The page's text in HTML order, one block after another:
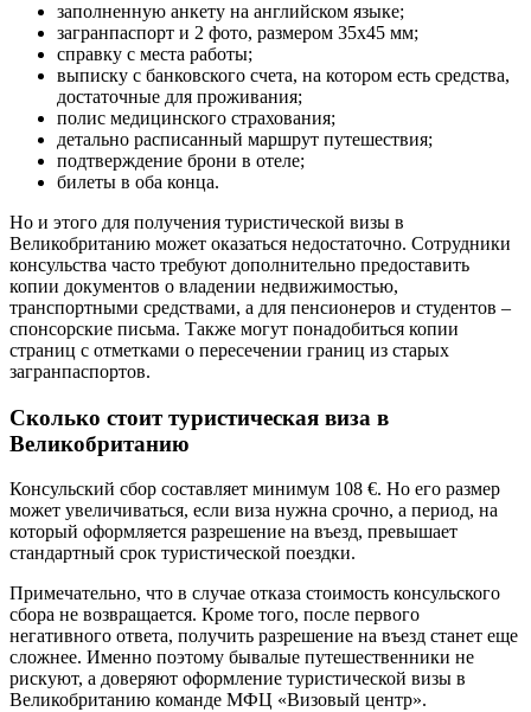
заполненную анкету на английском языке;
загранпаспорт и 2 фото, размером 35х45 мм;
справку с места работы;
выписку с банковского счета, на котором есть средства,
достаточные для проживания;
полис медицинского страхования;
детально расписанный маршрут путешествия;
подтверждение брони в отеле;
билеты в оба конца.
Но и этого для получения туристической визы в
Великобританию может оказаться недостаточно. Сотрудники
консульства часто требуют дополнительно предоставить
копии документов о владении недвижимостью,
транспортными средствами, а для пенсионеров и студентов –
спонсорские письма. Также могут понадобиться копии
страниц с отметками о пересечении границ из старых
загранпаспортов.
Сколько стоит туристическая виза в
Великобританию
Консульский сбор составляет минимум 108 €. Но его размер
может увеличиваться, если виза нужна срочно, а период, на
который оформляется разрешение на въезд, превышает
стандартный срок туристической поездки.
Примечательно, что в случае отказа стоимость консульского
сбора не возвращается. Кроме того, после первого
негативного ответа, получить разрешение на въезд станет еще
сложнее. Именно поэтому бывалые путешественники не
рискуют, а доверяют оформление туристической визы в
Великобританию команде МФЦ «Визовый центр».